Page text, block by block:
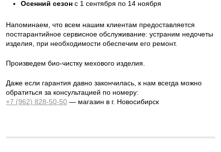
Осенний сезон с 1 сентября по 14 ноября
Напоминаем, что всем нашим клиентам предоставляется
постгарантийное сервисное обслуживание: устраним недочеты
изделия, при необходимости обеспечим его ремонт.
Произведем био-чистку мехового изделия.
Даже если гарантия давно закончилась, к нам всегда можно
обратиться за консультацией по номеру:
+7 (962) 828-50-50 — магазин в г. Новосибирск